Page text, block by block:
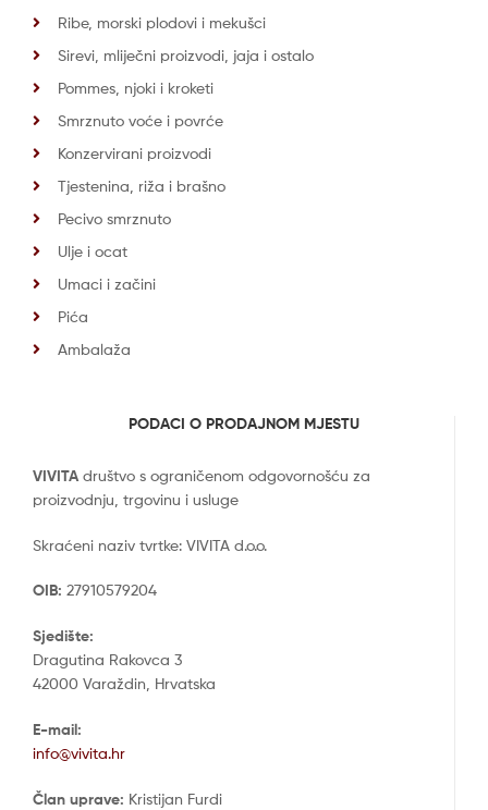
Ribe, morski plodovi i mekušci
Sirevi, mliječni proizvodi, jaja i ostalo
Pommes, njoki i kroketi
Smrznuto voće i povrće
Konzervirani proizvodi
Tjestenina, riža i brašno
Pecivo smrznuto
Ulje i ocat
Umaci i začini
Pića
Ambalaža
PODACI O PRODAJNOM MJESTU
VIVITA društvo s ograničenom odgovornošću za
proizvodnju, trgovinu i usluge
Skraćeni naziv tvrtke: VIVITA d.o.o.
OIB: 27910579204
Sjedište:
Dragutina Rakovca 3
42000 Varaždin, Hrvatska
E-mail:
info@vivita.hr
Član uprave: Kristijan Furdi